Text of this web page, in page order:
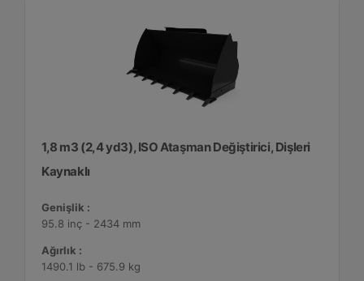
1,8 m3 (2,4 yd3), ISO Ataşman Değiştirici, Dişleri
Kaynaklı
Genişlik :
95.8 inç - 2434 mm
Ağırlık :
1490.1 lb - 675.9 kg